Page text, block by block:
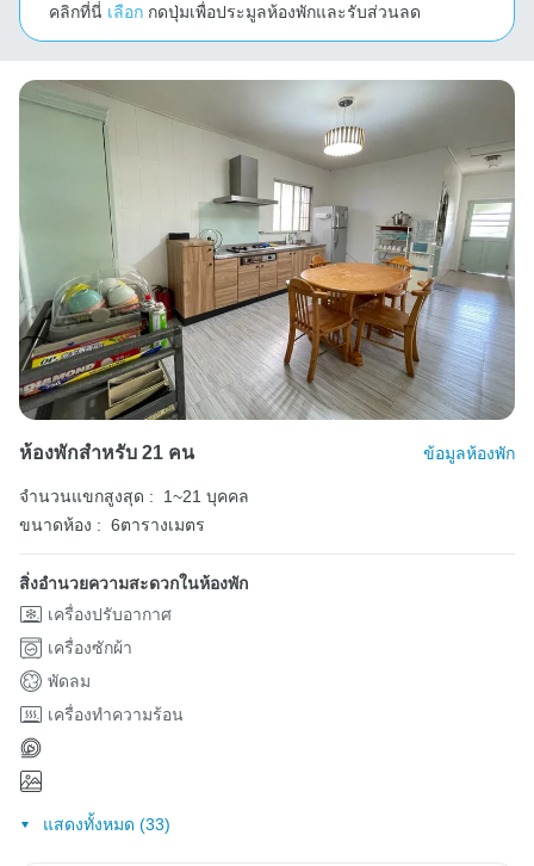
คลิกที่นี่ เลือก กดปุ่มเพื่อประมูลห้องพักและรับส่วนลด
ห้องพักสำหรับ 21 คน ข้อมูลห้องพัก
จำนวนแขกสูงสุด :
1~21 บุคคล
ขนาดห้อง : 6ตารางเมตร
สิ่งอำนวยความสะดวกในห้องพัก
เครื่องปรับอากาศ
เครื่องซักผ้า
พัดลม
เครื่องทำความร้อน
แสดงทั้งหมด (33)